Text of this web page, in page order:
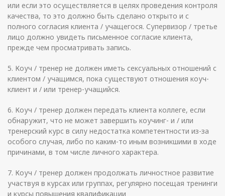
или если это осуществляется в целях проведения контроля
качества, то это должно быть сделано открыто и с
полного согласия клиента / учащегося. Супервизор / третье
лицо должно увидеть письменное согласие клиента,
прежде чем просматривать запись.
5. Коуч / тренер не должен иметь сексуальных отношений с
клиентом / учащимся, пока существуют отношения коуч-
клиент и / или тренер-учащийся.
6. Коуч / тренер должен передать клиента коллеге, если
обнаружит, что не может завершить коучинг- и / или
тренерский курс в силу недостатка компетентности из-за
особого случая, либо по каким-то иным возникшими в ходе
причинами, в том числе личного характера.
7. Коуч / тренер должен продолжать личностное развитие
участвуя в курсах или группах, регулярно посещая тренинги
и курсы повышения квалификации